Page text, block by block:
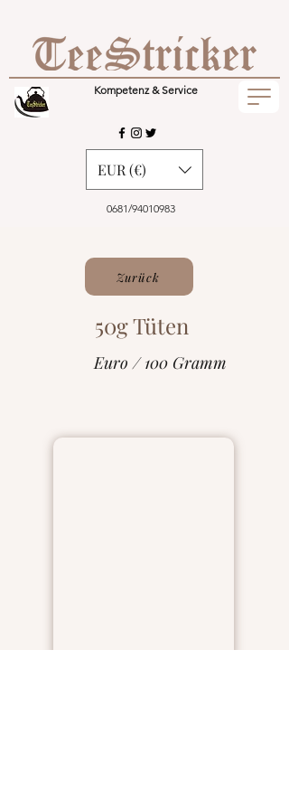
Kompetenz & Service
0681/94010983
EUR (€)
Zurück
50g Tüten
Euro / 100 Gramm